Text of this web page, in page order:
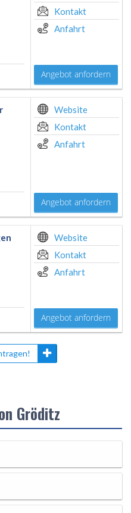
Kontakt
Anfahrt
Angebot anfordern
Website
Kontakt
Anfahrt
Angebot anfordern
Website
Kontakt
Anfahrt
Angebot anfordern
Gröditz